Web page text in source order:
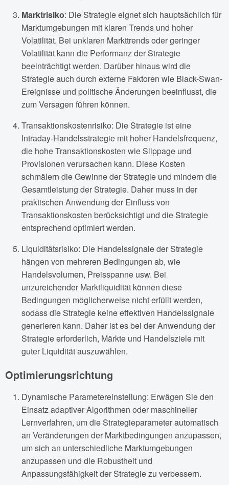
Marktrisiko: Die Strategie eignet sich hauptsächlich für
Marktumgebungen mit klaren Trends und hoher
Volatilität. Bei unklaren Markttrends oder geringer
Volatilität kann die Performanz der Strategie
beeinträchtigt werden. Darüber hinaus wird die
Strategie auch durch externe Faktoren wie Black-Swan-
Ereignisse und politische Änderungen beeinflusst, die
zum Versagen führen können.
Transaktionskostenrisiko: Die Strategie ist eine
Intraday-Handelsstrategie mit hoher Handelsfrequenz,
die hohe Transaktionskosten wie Slippage und
Provisionen verursachen kann. Diese Kosten
schmälern die Gewinne der Strategie und mindern die
Gesamtleistung der Strategie. Daher muss in der
praktischen Anwendung der Einfluss von
Transaktionskosten berücksichtigt und die Strategie
entsprechend optimiert werden.
Liquiditätsrisiko: Die Handelssignale der Strategie
hängen von mehreren Bedingungen ab, wie
Handelsvolumen, Preisspanne usw. Bei
unzureichender Marktliquidität können diese
Bedingungen möglicherweise nicht erfüllt werden,
sodass die Strategie keine effektiven Handelssignale
generieren kann. Daher ist es bei der Anwendung der
Strategie erforderlich, Märkte und Handelsziele mit
guter Liquidität auszuwählen.
Optimierungsrichtung
Dynamische Parametereinstellung: Erwägen Sie den
Einsatz adaptiver Algorithmen oder maschineller
Lernverfahren, um die Strategieparameter automatisch
an Veränderungen der Marktbedingungen anzupassen,
um sich an unterschiedliche Marktumgebungen
anzupassen und die Robustheit und
Anpassungsfähigkeit der Strategie zu verbessern.